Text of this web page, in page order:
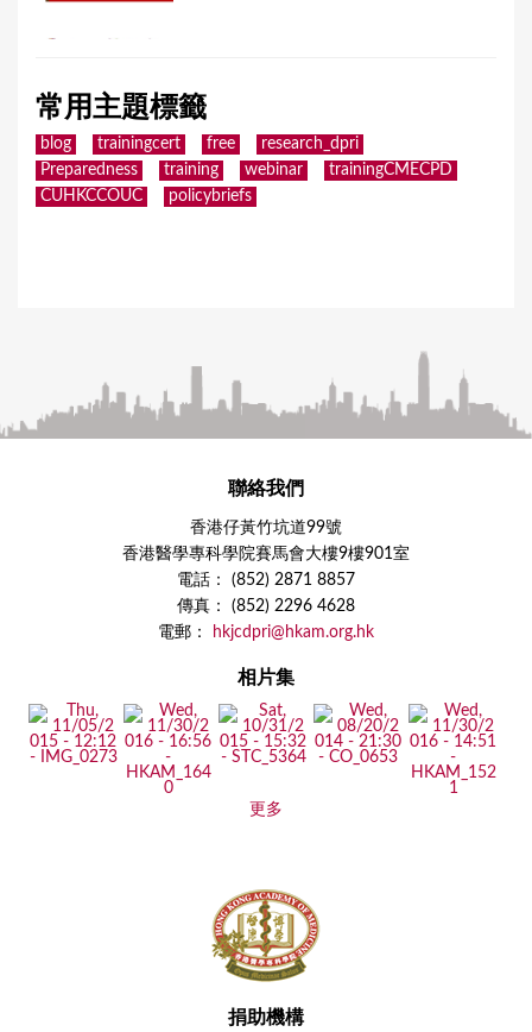
常用主題標籤
blog trainingcert free
research_dpri
Preparedness
training webinar
trainingCMECPD
CUHKCCOUC
policybriefs
聯絡我們
香港仔黃竹坑道99號
香港醫學專科學院賽馬會大樓9樓901室
電話： (852) 2871 8857
傳真： (852) 2296 4628
電郵：
hkjcdpri@hkam.org.hk
相片集
更多
捐助機構